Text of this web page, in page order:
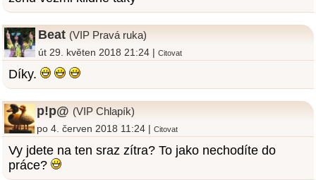
Beat (VIP Pravá ruka)
út 29. květen 2018 21:24 | Citovat
Díky.
p!p@ (VIP Chlapík)
po 4. červen 2018 11:24 |Citovat
Vy jdete na ten sraz zítra? To jako nechodíte do
práce?